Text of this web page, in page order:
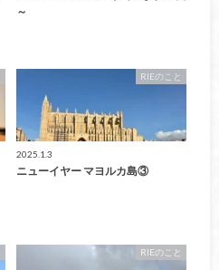
～
RIEのこと
2025.1.3
ニューイヤー マヨルカ島③
RIEのこと